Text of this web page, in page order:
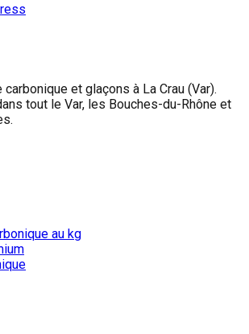
et glaçons à La Crau (Var).
tout le Var, les Bouches-du-Rhône et
au kg